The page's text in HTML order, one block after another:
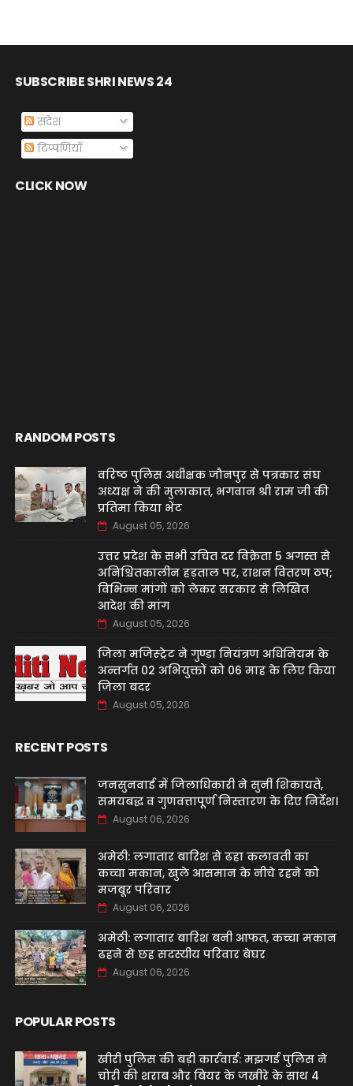
SUBSCRIBE SHRI NEWS 24
संदेश
टिप्पणियाँ
CLICK NOW
RANDOM POSTS
वरिष्ठ पुलिस अधीक्षक जौनपुर से पत्रकार संघ
अध्यक्ष ने की मुलाकात, भगवान श्री राम जी की
प्रतिमा किया भेंट
August 05, 2026
उत्तर प्रदेश के सभी उचित दर विक्रेता 5 अगस्त से
अनिश्चितकालीन हड़ताल पर, राशन वितरण ठप;
विभिन्न मांगों को लेकर सरकार से लिखित
आदेश की मांग
August 05, 2026
जिला मजिस्ट्रेट ने गुण्डा नियंत्रण अधिनियम के
अन्तर्गत 02 अभियुक्तों को 06 माह के लिए किया
जिला बदर
August 05, 2026
RECENT POSTS
जनसुनवाई में जिलाधिकारी ने सुनीं शिकायतें,
समयबद्ध व गुणवत्तापूर्ण निस्तारण के दिए निर्देश।
August 06, 2026
अमेठी: लगातार बारिश से ढहा कलावती का
कच्चा मकान, खुले आसमान के नीचे रहने को
मजबूर परिवार
August 06, 2026
अमेठी: लगातार बारिश बनी आफत, कच्चा मकान
ढहने से छह सदस्यीय परिवार बेघर
August 06, 2026
POPULAR POSTS
खीरी पुलिस की बड़ी कार्रवाई: मझगई पुलिस ने
चोरी की शराब और बियर के जखीरे के साथ 4